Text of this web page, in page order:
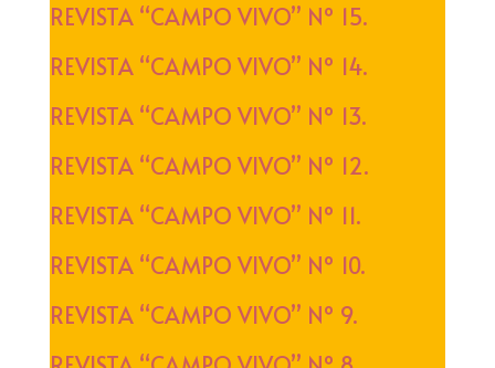
REVISTA “CAMPO VIVO” Nº 15.
REVISTA “CAMPO VIVO” Nº 14.
REVISTA “CAMPO VIVO” Nº 13.
REVISTA “CAMPO VIVO” Nº 12.
REVISTA “CAMPO VIVO” Nº 11.
REVISTA “CAMPO VIVO” Nº 10.
REVISTA “CAMPO VIVO” Nº 9.